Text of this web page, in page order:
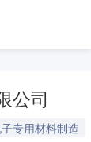
公司
专用材料制造